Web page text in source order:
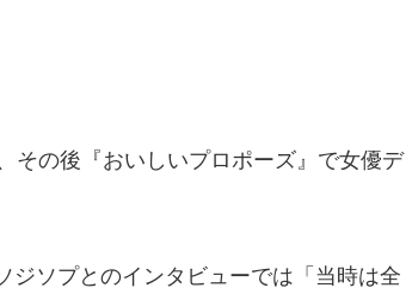
その後『おいしいプロポーズ』で女優デ
ジソプとのインタビューでは「当時は全